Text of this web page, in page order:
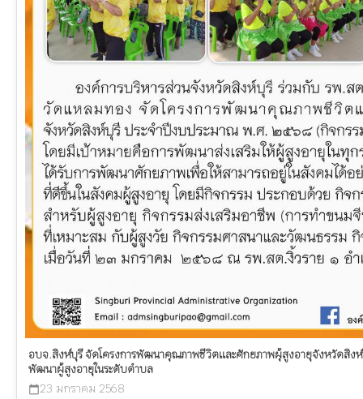
อบจ.สิงห์บุรี จัดโครงการพัฒนาคุณภาพชีวิตและศักยภาพผุ้สูงอายุจังหวัดสิง
พัฒนาผู้สูงอายุในระดับตำบล
calendar_today23 มกราคม 2568